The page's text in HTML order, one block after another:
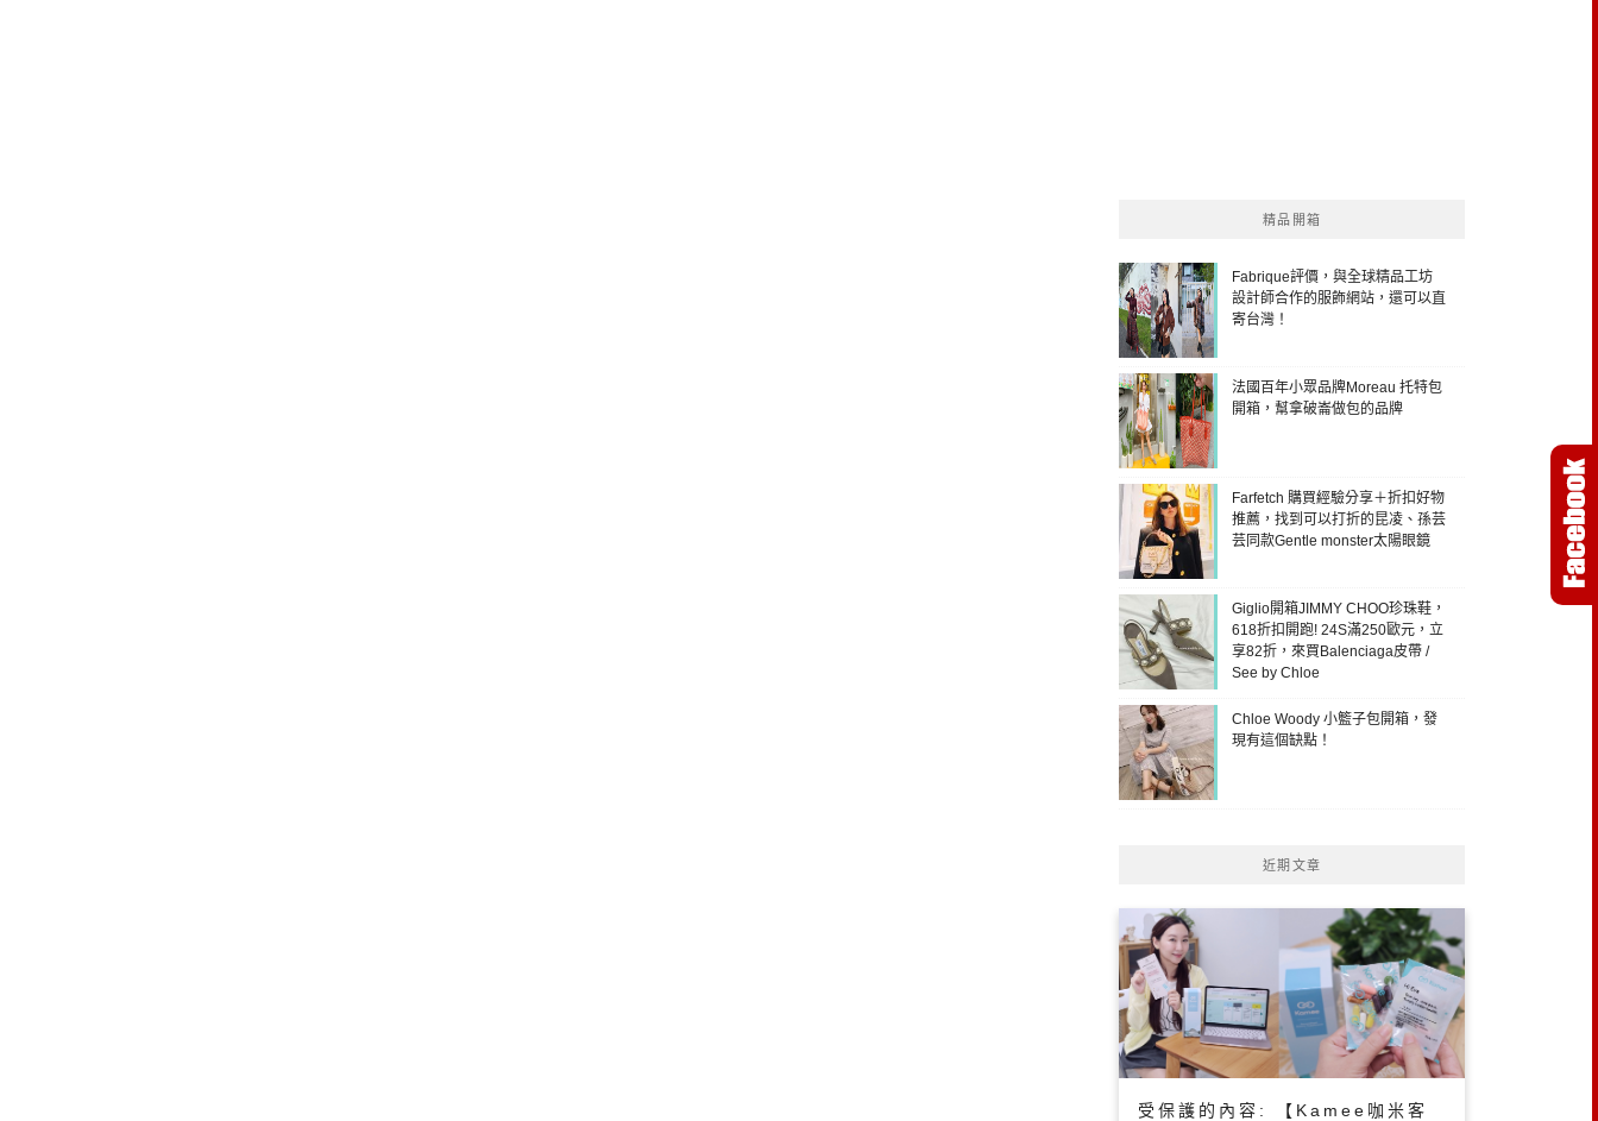
精品開箱
Fabrique評價，與全球精品工坊
設計師合作的服飾網站，還可以直
寄台灣！
法國百年小眾品牌Moreau 托特包
開箱，幫拿破崙做包的品牌
Farfetch 購買經驗分享＋折扣好物
推薦，找到可以打折的昆凌、孫芸
芸同款Gentle monster太陽眼鏡
Giglio開箱JIMMY CHOO珍珠鞋，
618折扣開跑! 24S滿250歐元，立
享82折，來買Balenciaga皮帶 /
See by Chloe
Chloe Woody 小籃子包開箱，發
現有這個缺點！
近期文章
受保護的內容: 【Kamee咖米客